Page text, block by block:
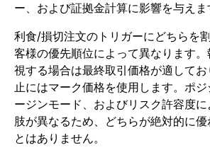
ー、および証拠金計算に影響を与えま
利食/損切注文のトリガーにどちらを
客様の優先順位によって異なります
視する場合は最終取引価格が適して
止にはマーク価格を使用します。ポ
ージンモード、およびリスク許容度
肢が異なるため、どちらが絶対的に
とはありません。